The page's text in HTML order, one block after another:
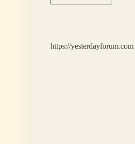
Öldürülmeli
https://yesterdayforum.com